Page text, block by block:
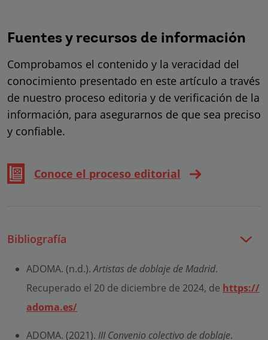
Fuentes y recursos de información
Comprobamos el contenido y la veracidad del
conocimiento presentado en este artículo a través
de nuestro proceso editoria y de verificación de la
información, para asegurarnos de que sea preciso
y confiable.
Conoce el proceso editorial
Bibliografía
ADOMA. (n.d.).Artistas de doblaje de Madrid.
Recuperado el 20 de diciembre de 2024, de https://
adoma.es/
ADOMA. (2021). III Convenio colectivo de doblaje.